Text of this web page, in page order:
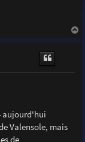
aujourd'hui
Valensole, mais
de